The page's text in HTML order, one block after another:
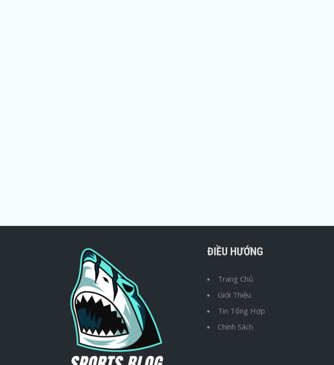
ĐIỀU HƯỚNG
Trang Chủ
Giới Thiệu
Tin Tổng Hợp
Chính Sách